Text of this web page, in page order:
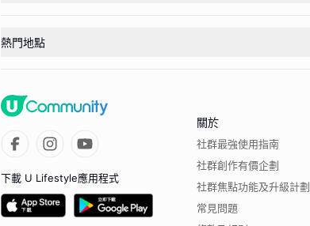
熱門地點
下載 U Lifestyle應用程式
關於
社群最強使用指南
社群創作有價企劃
社群焦點功能及升級計劃
常見問題